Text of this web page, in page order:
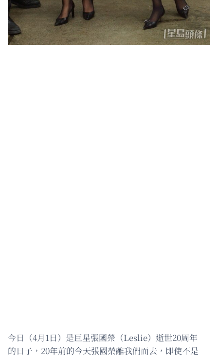
今日（4月1日）是巨星張國榮（Leslie）逝世20周年
的日子，20年前的今天張國榮離我們而去，即使不是